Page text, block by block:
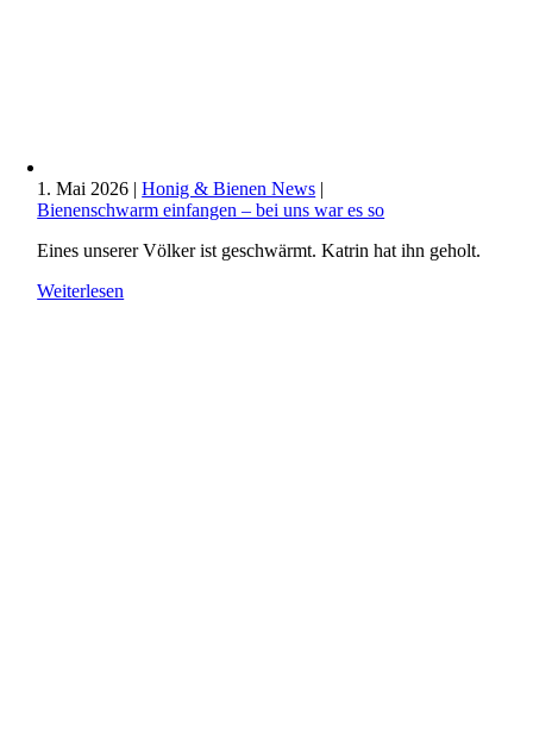
1. Mai 2026 |Honig & Bienen News |
Bienenschwarm einfangen – bei uns war es so
Eines unserer Völker ist geschwärmt. Katrin hat ihn geholt.
Weiterlesen